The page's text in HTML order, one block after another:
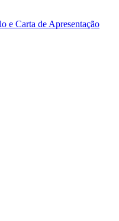
e Carta de Apresentação